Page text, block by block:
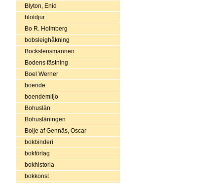
Blyton, Enid
blötdjur
Bo R. Holmberg
bobsleighåkning
Bockstensmannen
Bodens fästning
Boel Werner
boende
boendemiljö
Bohuslän
Bohusläningen
Boije af Gennäs, Oscar
bokbinderi
bokförlag
bokhistoria
bokkonst